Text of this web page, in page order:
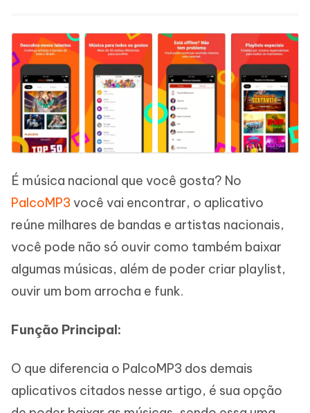
É música nacional que você gosta? No
PalcoMP3 você vai encontrar, o aplicativo
reúne milhares de bandas e artistas nacionais,
você pode não só ouvir como também baixar
algumas músicas, além de poder criar playlist,
ouvir um bom arrocha e funk.
Função Principal:
O que diferencia o PalcoMP3 dos demais
aplicativos citados nesse artigo, é sua opção